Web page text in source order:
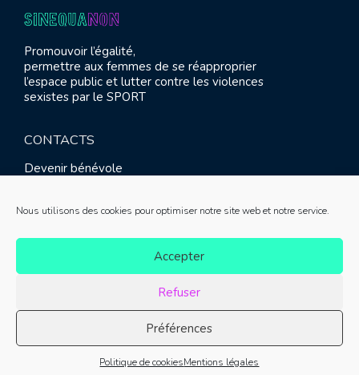
Nous utilisons des cookies pour optimiser notre site web et notre service.
Accepter
Refuser
Préférences
Politique de cookiesMentions légales
Promouvoir l’égalité,
permettre aux femmes de se réapproprier
l’espace public et lutter contre les violences
sexistes par le SPORT
CONTACTS
Devenir bénévole
Contact
© SINE QUA NON 2021 |Mentions légales|Réalisation :
Meliatis